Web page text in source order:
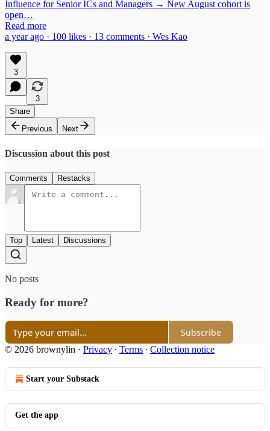
Influence for Senior ICs and Managers → New August cohort is
open…
Read more
a year ago · 100 likes · 13 comments · Wes Kao
3
3
Share
Previous
Next
Discussion about this post
Comments Restacks
Top Latest Discussions
No posts
Ready for more?
Subscribe
© 2026 brownylin · Privacy ∙ Terms ∙ Collection notice
Start your Substack
Get the app